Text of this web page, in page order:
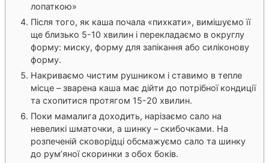
лопаткою»
Після того, як каша почала «пихкати», вимішуємо її
ще близько 5-10 хвилин і перекладаємо в округлу
форму: миску, форму для запікання або силіконову
форму.
Накриваємо чистим рушником і ставимо в тепле
місце – зварена каша має дійти до потрібної кондиції
та схопитися протягом 15-20 хвилин.
Поки мамалига доходить, нарізаємо сало на
невеликі шматочки, а шинку – скибочками. На
розпеченій сковорідці обсмажуємо сало та шинку
до рум’яної скоринки з обох боків.